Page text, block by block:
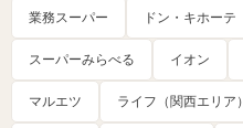
業務スーパー ドン・キホーテ
スーパーみらべる イオン
マルエツ ライフ（関西エリア）